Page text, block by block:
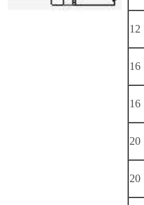
12
16
16
20
20